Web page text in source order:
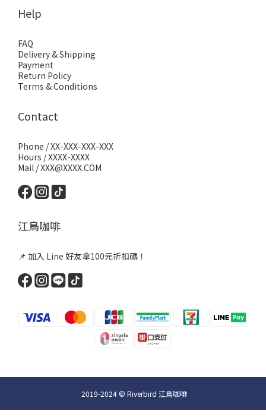
Help
FAQ
Delivery & Shipping
Payment
Return Policy
Terms & Conditions
Contact
Phone / XX-XXX-XXX-XXX
Hours / XXXX-XXXX
Mail / XXX@XXXX.COM
江鳥咖啡
📌 加入 Line 好友拿100元折扣碼！
2019-2024 © Riverbird 江鳥咖啡